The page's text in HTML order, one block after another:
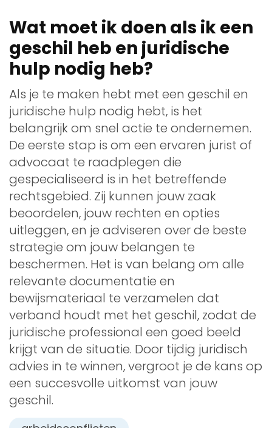
Wat moet ik doen als ik een
geschil heb en juridische
hulp nodig heb?
Als je te maken hebt met een geschil en
juridische hulp nodig hebt, is het
belangrijk om snel actie te ondernemen.
De eerste stap is om een ervaren jurist of
advocaat te raadplegen die
gespecialiseerd is in het betreffende
rechtsgebied. Zij kunnen jouw zaak
beoordelen, jouw rechten en opties
uitleggen, en je adviseren over de beste
strategie om jouw belangen te
beschermen. Het is van belang om alle
relevante documentatie en
bewijsmateriaal te verzamelen dat
verband houdt met het geschil, zodat de
juridische professional een goed beeld
krijgt van de situatie. Door tijdig juridisch
advies in te winnen, vergroot je de kans op
een succesvolle uitkomst van jouw
geschil.